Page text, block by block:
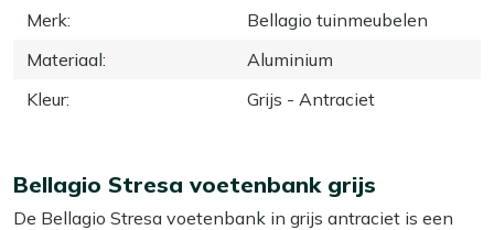
Merk:
Bellagio tuinmeubelen
Materiaal:
Aluminium
Kleur: Grijs - Antraciet
Bellagio Stresa voetenbank grijs
De Bellagio Stresa voetenbank in grijs antraciet is een